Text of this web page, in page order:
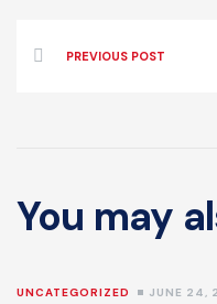
PREVIOUS POST
You may
UNCATEGORIZED JUNE 24,